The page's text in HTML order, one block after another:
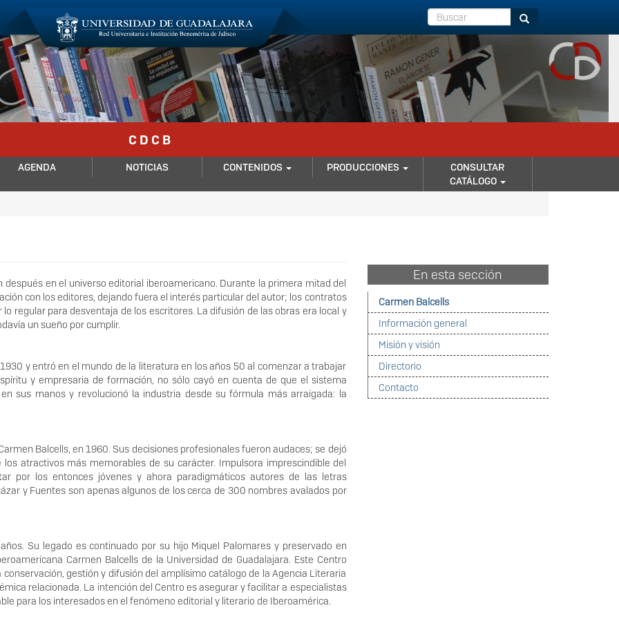
Buscar Buscar
C D C B
AGENDA NOTICIAS CONTENIDOS PRODUCCIONES
CONSULTAR
CATÁLOGO
en el universo editorial iberoamericano. Durante la primera mitad del
con los editores, dejando fuera el interés particular del autor; los contratos
regular para desventaja de los escritores. La difusión de las obras era local y
un sueño por cumplir.
y entró en el mundo de la literatura en los años 50 al comenzar a trabajar
y empresaria de formación, no sólo cayó en cuenta de que el sistema
sus manos y revolucionó la industria desde su fórmula más arraigada: la
Balcells, en 1960. Sus decisiones profesionales fueron audaces; se dejó
atractivos más memorables de su carácter. Impulsora imprescindible del
por los entonces jóvenes y ahora paradigmáticos autores de las letras
y Fuentes son apenas algunos de los cerca de 300 nombres avalados por
Su legado es continuado por su hijo Miquel Palomares y preservado en
Carmen Balcells de la Universidad de Guadalajara. Este Centro
gestión y difusión del amplísimo catálogo de la Agencia Literaria
relacionada. La intención del Centro es asegurar y facilitar a especialistas
para los interesados en el fenómeno editorial y literario de Iberoamérica.
En esta sección
Carmen Balcells
Información general
Misión y visión
Directorio
Contacto